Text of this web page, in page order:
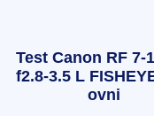
Test Canon RF 7-
f2.8-3.5 L
ovni